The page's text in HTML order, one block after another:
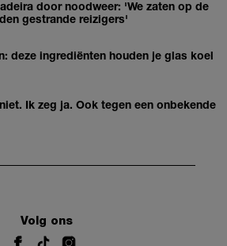
door noodweer: 'We zaten op de
gestrande reizigers'
deze ingrediënten houden je glas koel
Ik zeg ja. Ook tegen een onbekende
Volg ons